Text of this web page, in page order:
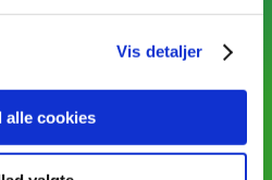
Vis detaljer
alle cookies